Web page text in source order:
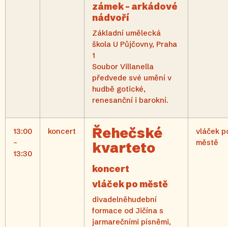
zámek – arkádové
nádvoří
Základní umělecká
škola U Půjčovny, Praha
1
Soubor Villanella
předvede své umění v
hudbě gotické,
renesanční i barokní.
13:00
–
13:30
koncert
Řehečské
kvarteto
koncert
vláček po městě
divadelněhudební
formace od Jičína s
jarmarečními písněmi,
vláček
městě